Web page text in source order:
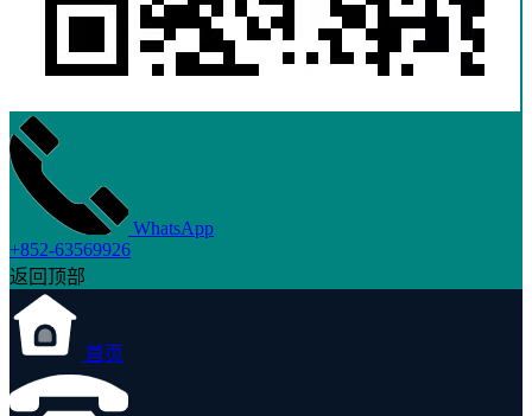
WhatsApp
+852-63569926
返回顶部
首页